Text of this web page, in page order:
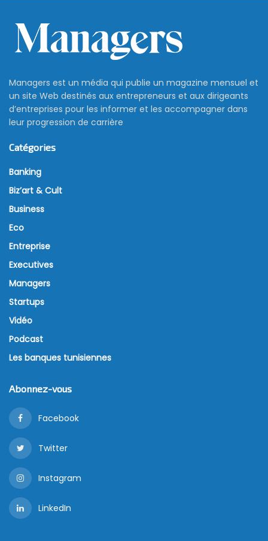
Managers est un média qui publie un magazine mensuel et
un site Web destinés aux entrepreneurs et aux dirigeants
d’entreprises pour les informer et les accompagner dans
leur progression de carrière
Catégories
Banking
Biz’art & Cult
Business
Eco
Entreprise
Executives
Managers
Startups
Vidéo
Podcast
Les banques tunisiennes
Abonnez-vous
Facebook
Twitter
Instagram
LinkedIn